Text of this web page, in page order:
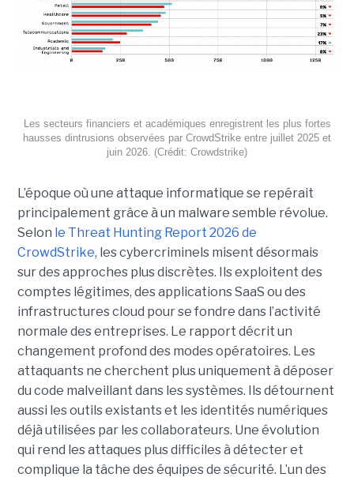
Les secteurs financiers et académiques enregistrent les plus fortes
hausses dintrusions observées par CrowdStrike entre juillet 2025 et
juin 2026. (Crédit: Crowdstrike)
L’époque où une attaque informatique se repérait
principalement grâce à un malware semble révolue.
Selon le Threat Hunting Report 2026 de
CrowdStrike, les cybercriminels misent désormais
sur des approches plus discrètes. Ils exploitent des
comptes légitimes, des applications SaaS ou des
infrastructures cloud pour se fondre dans l’activité
normale des entreprises. Le rapport décrit un
changement profond des modes opératoires. Les
attaquants ne cherchent plus uniquement à déposer
du code malveillant dans les systèmes. Ils détournent
aussi les outils existants et les identités numériques
déjà utilisées par les collaborateurs. Une évolution
qui rend les attaques plus difficiles à détecter et
complique la tâche des équipes de sécurité. L’un des